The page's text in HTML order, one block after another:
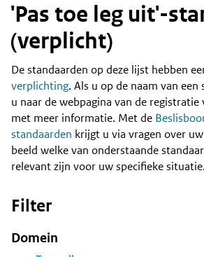
'Pas toe leg uit'-
(verplicht)
Content
De standaarden op deze lijst hebben
verplichting. Als u op de naam van
u naar de webpagina van de registratie
met meer informatie. Met de
standaarden krijgt u via vragen over
beeld welke van onderstaande
relevant zijn voor uw specifieke situatie.
Filter
Domein